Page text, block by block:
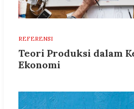
REFERENSI
Teori Produksi dalam
Ekonomi